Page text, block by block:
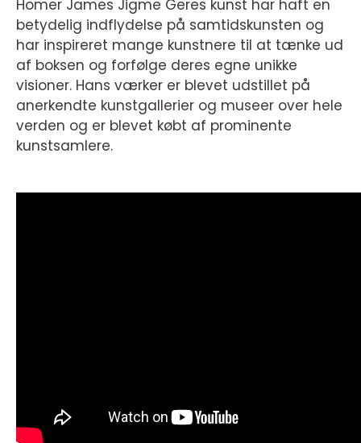
Homer James Jigme Geres kunst har haft en
betydelig indflydelse på samtidskunsten og
har inspireret mange kunstnere til at tænke ud
af boksen og forfølge deres egne unikke
visioner. Hans værker er blevet udstillet på
anerkendte kunstgallerier og museer over hele
verden og er blevet købt af prominente
kunstsamlere.